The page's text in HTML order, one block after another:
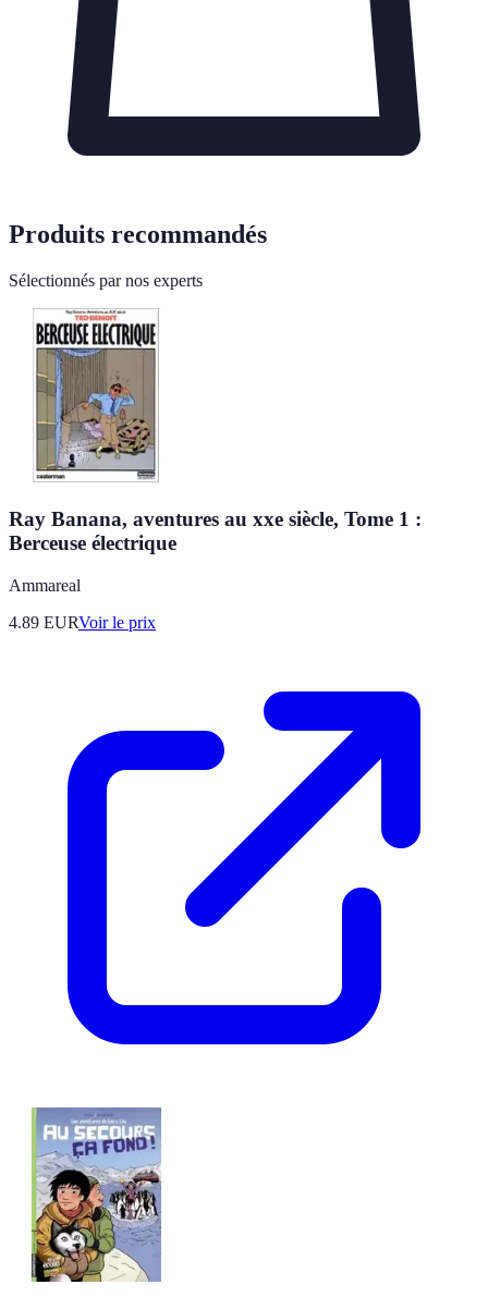
Produits recommandés
Sélectionnés par nos experts
Ray Banana, aventures au xxe siècle, Tome 1 :
Berceuse électrique
Ammareal
4.89 EURVoir le prix